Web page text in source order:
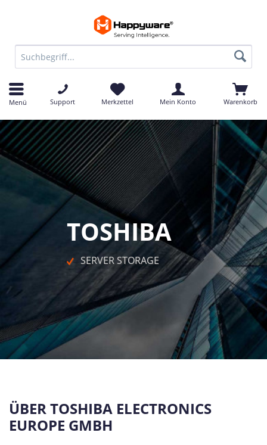
Menü Support Merkzettel Mein Konto Warenkorb
TOSHIBA
   SERVER STORAGE
ÜBER TOSHIBA ELECTRONICS
EUROPE GMBH